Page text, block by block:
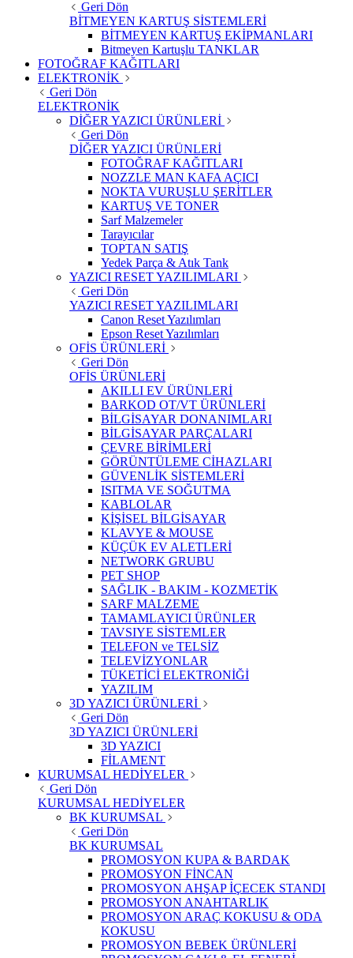
Geri Dön
BİTMEYEN KARTUŞ SİSTEMLERİ
BİTMEYEN KARTUŞ EKİPMANLARI
Bitmeyen Kartuşlu TANKLAR
FOTOĞRAF KAĞITLARI
ELEKTRONİK
Geri Dön
ELEKTRONİK
DİĞER YAZICI ÜRÜNLERİ
Geri Dön
DİĞER YAZICI ÜRÜNLERİ
FOTOĞRAF KAĞITLARI
NOZZLE MAN KAFA AÇICI
NOKTA VURUŞLU ŞERİTLER
KARTUŞ VE TONER
Sarf Malzemeler
Tarayıcılar
TOPTAN SATIŞ
Yedek Parça & Atık Tank
YAZICI RESET YAZILIMLARI
Geri Dön
YAZICI RESET YAZILIMLARI
Canon Reset Yazılımları
Epson Reset Yazılımları
OFİS ÜRÜNLERİ
Geri Dön
OFİS ÜRÜNLERİ
AKILLI EV ÜRÜNLERİ
BARKOD OT/VT ÜRÜNLERİ
BİLGİSAYAR DONANIMLARI
BİLGİSAYAR PARÇALARI
ÇEVRE BİRİMLERİ
GÖRÜNTÜLEME CİHAZLARI
GÜVENLİK SİSTEMLERİ
ISITMA VE SOĞUTMA
KABLOLAR
KİŞİSEL BİLGİSAYAR
KLAVYE & MOUSE
KÜÇÜK EV ALETLERİ
NETWORK GRUBU
PET SHOP
SAĞLIK - BAKIM - KOZMETİK
SARF MALZEME
TAMAMLAYICI ÜRÜNLER
TAVSIYE SİSTEMLER
TELEFON ve TELSİZ
TELEVİZYONLAR
TÜKETİCİ ELEKTRONİĞİ
YAZILIM
3D YAZICI ÜRÜNLERİ
Geri Dön
3D YAZICI ÜRÜNLERİ
3D YAZICI
FİLAMENT
KURUMSAL HEDİYELER
Geri Dön
KURUMSAL HEDİYELER
BK KURUMSAL
Geri Dön
BK KURUMSAL
PROMOSYON KUPA & BARDAK
PROMOSYON FİNCAN
PROMOSYON AHŞAP İÇECEK STANDI
PROMOSYON ANAHTARLIK
PROMOSYON ARAÇ KOKUSU & ODA
KOKUSU
PROMOSYON BEBEK ÜRÜNLERİ